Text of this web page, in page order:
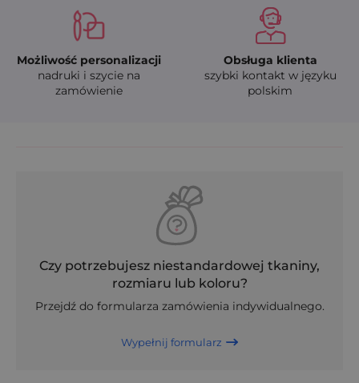
Możliwość personalizacji
nadruki i szycie na
zamówienie
Obsługa klienta
szybki kontakt w języku
polskim
Czy potrzebujesz niestandardowej tkaniny,
rozmiaru lub koloru?
Przejdź do formularza zamówienia indywidualnego.
Wypełnij formularz